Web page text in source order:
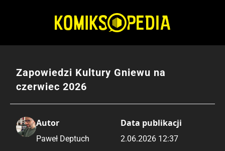
Zapowiedzi Kultury Gniewu na
czerwiec 2026
Autor
Paweł Deptuch
Data publikacji
2.06.2026 12:37